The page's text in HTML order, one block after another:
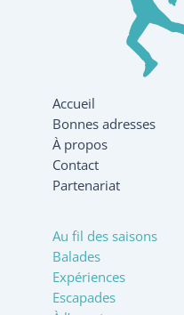
Accueil
Bonnes adresses
À propos
Contact
Partenariat
Au fil des saisons
Balades
Expériences
Escapades